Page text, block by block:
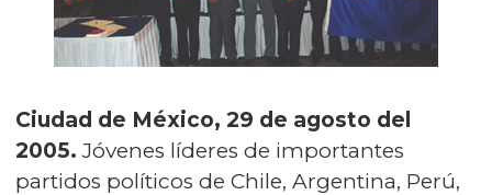
Ciudad de México, 29 de agosto del
2005. Jóvenes líderes de importantes
partidos políticos de Chile, Argentina, Perú,